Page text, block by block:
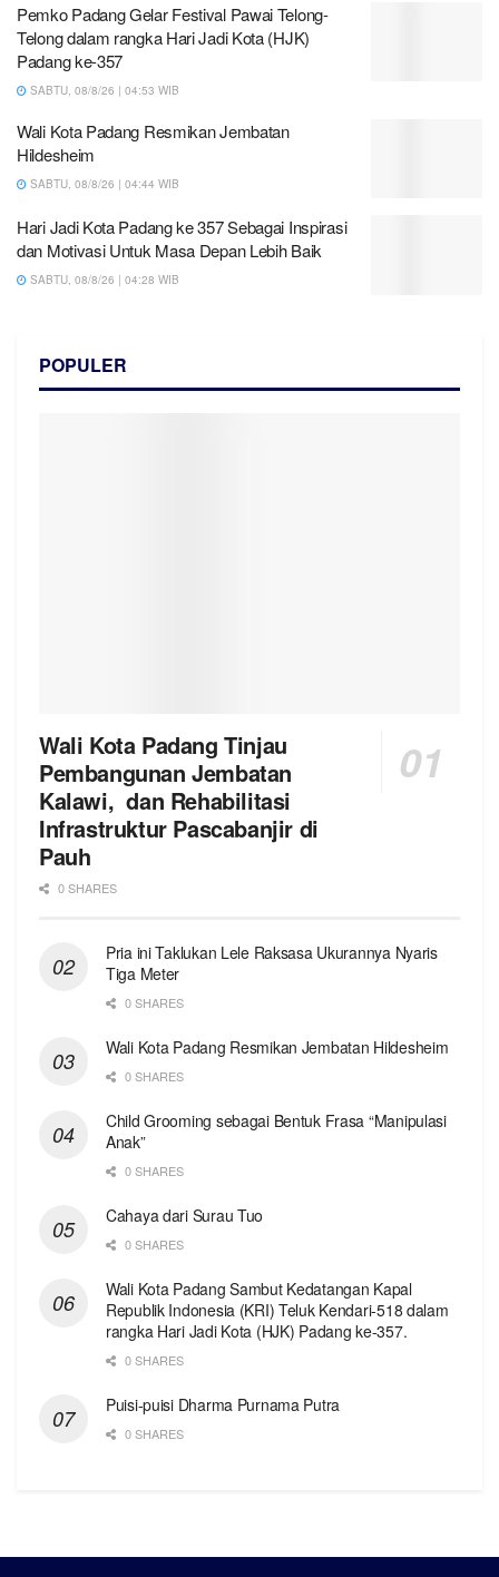
Pemko Padang Gelar Festival Pawai Telong-
Telong dalam rangka Hari Jadi Kota (HJK)
Padang ke-357
SABTU, 08/8/26 | 04:53 WIB
Wali Kota Padang Resmikan Jembatan
Hildesheim
SABTU, 08/8/26 | 04:44 WIB
Hari Jadi Kota Padang ke 357 Sebagai Inspirasi
dan Motivasi Untuk Masa Depan Lebih Baik
SABTU, 08/8/26 | 04:28 WIB
POPULER
Wali Kota Padang Tinjau
Pembangunan Jembatan
Kalawi, dan Rehabilitasi
Infrastruktur Pascabanjir di
Pauh
0 SHARES
Pria ini Taklukan Lele Raksasa Ukurannya Nyaris
Tiga Meter
0 SHARES
Wali Kota Padang Resmikan Jembatan Hildesheim
0 SHARES
Child Grooming sebagai Bentuk Frasa “Manipulasi
Anak”
0 SHARES
Cahaya dari Surau Tuo
0 SHARES
Wali Kota Padang Sambut Kedatangan Kapal
Republik Indonesia (KRI) Teluk Kendari-518 dalam
rangka Hari Jadi Kota (HJK) Padang ke-357.
0 SHARES
Puisi-puisi Dharma Purnama Putra
0 SHARES